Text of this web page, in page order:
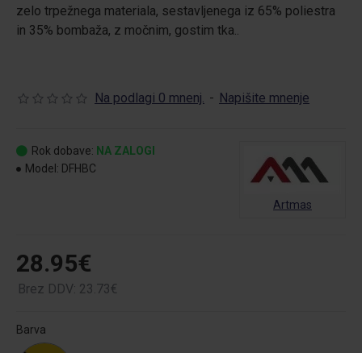
zelo trpežnega materiala, sestavljenega iz 65% poliestra
in 35% bombaža, z močnim, gostim tka..
Na podlagi 0 mnenj. - Napišite mnenje
28.95€
Brez DDV: 23.73€
Rok dobave: NA ZALOGI
Model: DFHBC
Artmas
Barva